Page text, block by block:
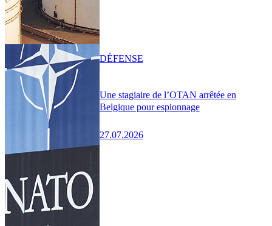
Une stagiaire de l’OTAN arrêtée en
Belgique pour espionnage
27.07.2026
DÉFENSE